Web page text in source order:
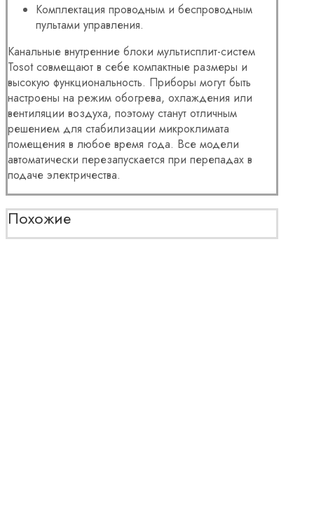
Комплектация проводным и беспроводным
пультами управления.
Канальные внутренние блоки мультисплит-систем
Tosot совмещают в себе компактные размеры и
высокую функциональность. Приборы могут быть
настроены на режим обогрева, охлаждения или
вентиляции воздуха, поэтому станут отличным
решением для стабилизации микроклимата
помещения в любое время года. Все модели
автоматически перезапускается при перепадах в
подаче электричества.
Похожие